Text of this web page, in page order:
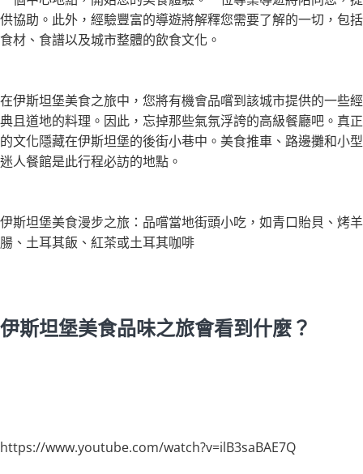
供協助。此外，經驗豐富的導遊將解釋您需要了解的一切，包括
食材、食譜以及城市整體的飲食文化。
在伊斯坦堡美食之旅中，您將有機會品嚐到該城市提供的一些經
典且道地的料理。因此，忘掉那些氣氛浮誇的高級餐廳吧。真正
的文化隱藏在伊斯坦堡的後街小巷中。美食推車、路邊攤和小型
迷人餐館是此行程必訪的地點。
伊斯坦堡美食漫步之旅：品嚐當地街頭小吃，如青口貽貝、烤羊
腸、土耳其飯、紅茶或土耳其咖啡
伊斯坦堡美食品味之旅會看到什麼？
https://www.youtube.com/watch?v=ilB3saBAE7Q